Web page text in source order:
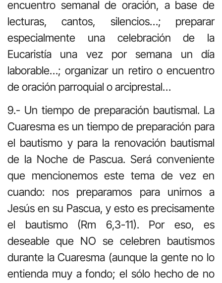
encuentro semanal de oración, a base de
lecturas, cantos, silencios…; preparar
especialmente una celebración de la
Eucaristía una vez por semana un día
laborable…; organizar un retiro o encuentro
de oración parroquial o arciprestal…
9.- Un tiempo de preparación bautismal. La
Cuaresma es un tiempo de preparación para
el bautismo y para la renovación bautismal
de la Noche de Pascua. Será conveniente
que mencionemos este tema de vez en
cuando: nos preparamos para unirnos a
Jesús en su Pascua, y esto es precisamente
el bautismo (Rm 6,3-11). Por eso, es
deseable que NO se celebren bautismos
durante la Cuaresma (aunque la gente no lo
entienda muy a fondo; el sólo hecho de no